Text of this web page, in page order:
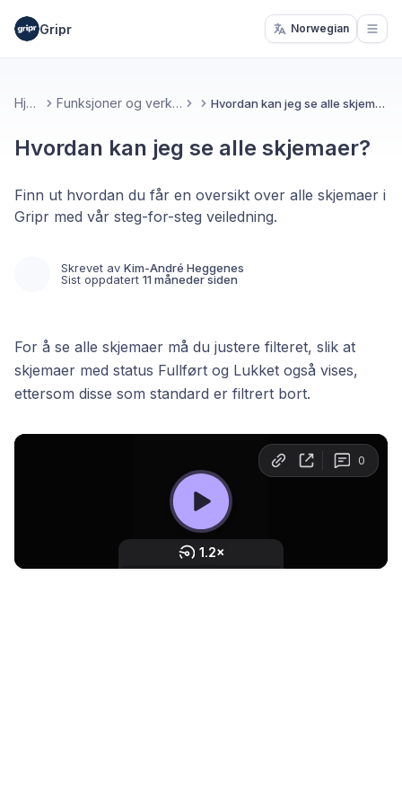
Gripr Norwegian
Hjem Funksjoner og verktøy Hvordan kan jeg se alle skjemaer?
Hvordan kan jeg se alle skjemaer?
Finn ut hvordan du får en oversikt over alle skjemaer i
Gripr med vår steg-for-steg veiledning.
Skrevet av Kim-André Heggenes
Sist oppdatert 11 måneder siden
For å se alle skjemaer må du justere filteret, slik at
skjemaer med status Fullført og Lukket også vises,
ettersom disse som standard er filtrert bort.